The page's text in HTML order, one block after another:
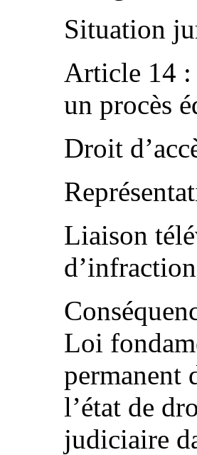
Situation
Article 14 :
un procès
Droit
Liaison
Loi
permanent
l’état de
judiciaire